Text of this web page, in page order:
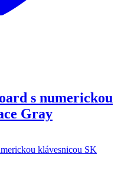
s numerickou
Gray